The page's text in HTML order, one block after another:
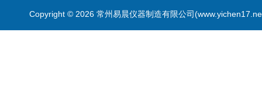
Copyright © 2026 常州易晨仪器制造有限公司